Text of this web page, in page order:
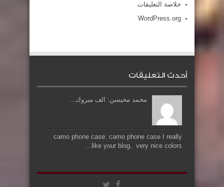
خلاصة التعليقات
WordPress.org
أحدث التعليقات
محمد محيسن: الف مبروك...
camo phone case: camo phone case I really
like your blog.. very nice colors...